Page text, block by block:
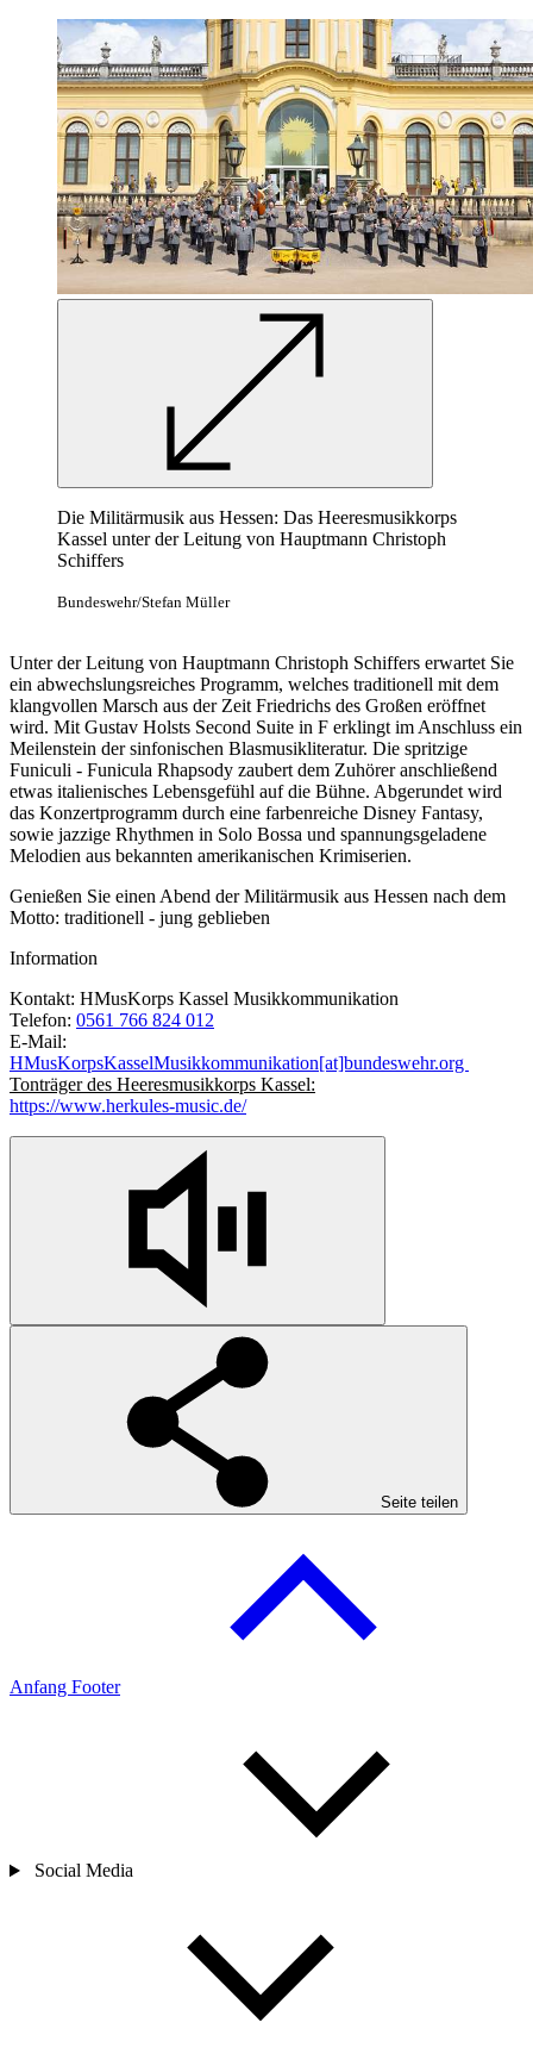
Die Militärmusik aus Hessen: Das Heeresmusikkorps
Kassel unter der Leitung von Hauptmann Christoph
Schiffers
Bundeswehr/Stefan Müller
Unter der Leitung von Hauptmann Christoph Schiffers erwartet Sie
ein abwechslungsreiches Programm, welches traditionell mit dem
klangvollen Marsch aus der Zeit Friedrichs des Großen eröffnet
wird. Mit Gustav Holsts Second Suite in F erklingt im Anschluss ein
Meilenstein der sinfonischen Blasmusikliteratur. Die spritzige
Funiculi - Funicula Rhapsody zaubert dem Zuhörer anschließend
etwas italienisches Lebensgefühl auf die Bühne. Abgerundet wird
das Konzertprogramm durch eine farbenreiche Disney Fantasy,
sowie jazzige Rhythmen in Solo Bossa und spannungsgeladene
Melodien aus bekannten amerikanischen Krimiserien.
Genießen Sie einen Abend der Militärmusik aus Hessen nach dem
Motto: traditionell - jung geblieben
Information
Kontakt: HMusKorps Kassel Musikkommunikation
Telefon: 0561 766 824 012
E-Mail:
HMusKorpsKasselMusikkommunikation[at]bundeswehr.org
Tonträger des Heeresmusikkorps Kassel:
https://www.herkules-music.de/
Seite teilen
Anfang Footer
Social Media